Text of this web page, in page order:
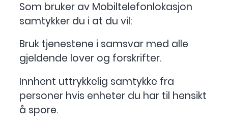
Som bruker av Mobiltelefonlokasjon
samtykker du i at du vil:
Bruk tjenestene i samsvar med alle
gjeldende lover og forskrifter.
Innhent uttrykkelig samtykke fra
personer hvis enheter du har til hensikt
å spore.